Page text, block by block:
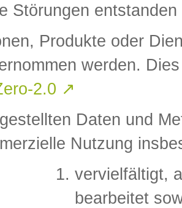
Störungen
Produkte oder
werden.
2.0 ↗
Daten und
Nutzung
vervielfältigt,
bearbeitet